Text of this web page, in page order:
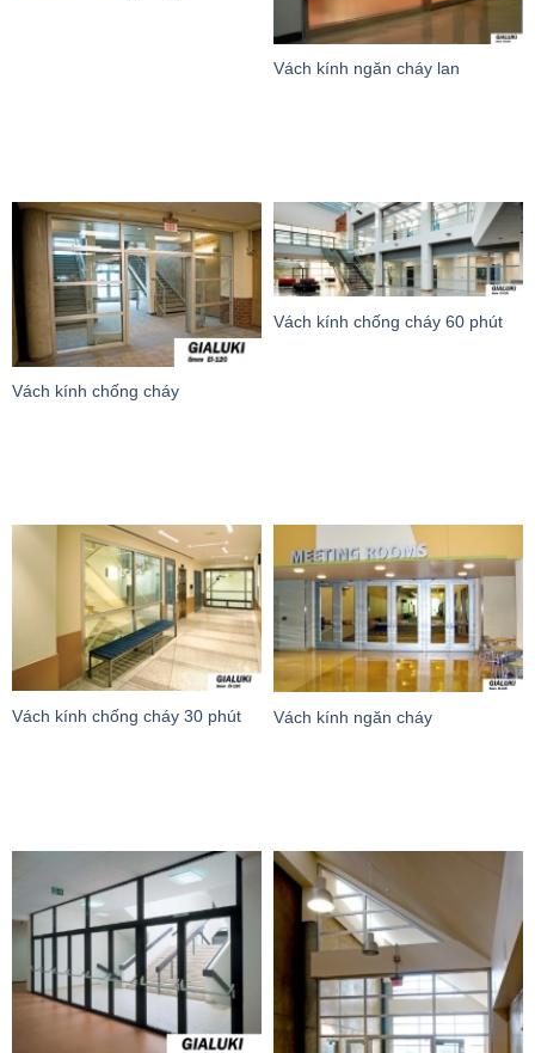
Vách kính ngăn cháy lan
Vách kính chống cháy
Vách kính chống cháy 60 phút
Vách kính chống cháy 30 phút Vách kính ngăn cháy